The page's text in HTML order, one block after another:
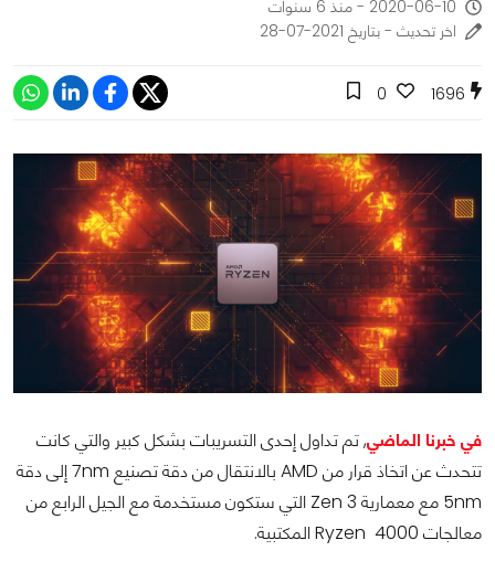
2020-06-10 - منذ 6 سنوات
اخر تحديث - بتاريخ 2021-07-28
1696
0
في خبرنا الماضي, تم تداول إحدى التسريبات بشكل كبير والتي كانت
تتحدث عن اتخاذ قرار من AMD بالانتقال من دقة تصنيع 7nm إلى دقة
5nm مع معمارية Zen 3 التي ستكون مستخدمة مع الجيل الرابع من
معالجات Ryzen 4000 المكتبية.